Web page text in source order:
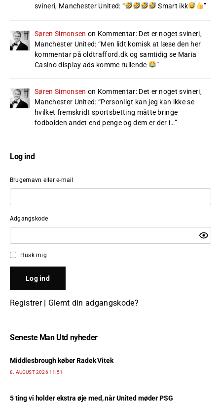
svineri, Manchester United: “ Smart ikk ”
Søren Simonsen on Kommentar: Det er noget svineri,
Manchester United: “Men lidt komisk at læse den her
kommentar på oldtrafford.dk og samtidig se Maria
Casino display ads komme rullende
”
Søren Simonsen on Kommentar: Det er noget svineri,
Manchester United: “Personligt kan jeg kan ikke se
hvilket fremskridt sportsbetting måtte bringe
fodbolden andet end penge og dem er der i…”
Log ind
Brugernavn eller e-mail
Adgangskode
Husk mig
Registrer| Glemt din adgangskode?
Seneste Man Utd nyheder
Middlesbrough køber Radek Vitek
8. AUGUST 2026 11:51
5 ting vi holder ekstra øje med, når United møder PSG